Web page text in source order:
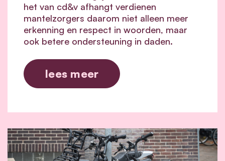
het van cd&v afhangt verdienen
mantelzorgers daarom niet alleen meer
erkenning en respect in woorden, maar
ook betere ondersteuning in daden.
lees meer